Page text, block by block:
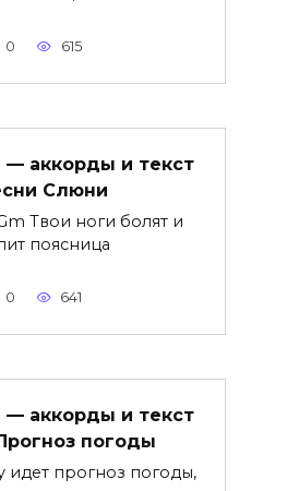
0 615
— аккорды и текст
Слюни
Твои ноги болят и
поясница
0 641
— аккорды и текст
погоды
идет прогноз погоды,